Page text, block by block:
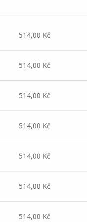
514,00 Kč
514,00 Kč
514,00 Kč
514,00 Kč
514,00 Kč
514,00 Kč
514,00 Kč